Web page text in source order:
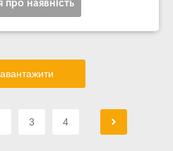
про наявність
3 4